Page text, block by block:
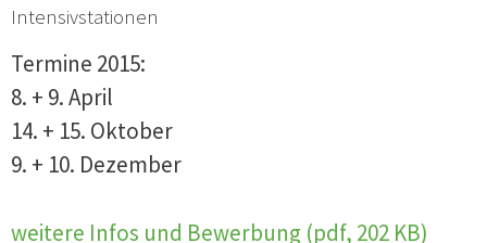
Intensivstationen
Termine 2015:
8. + 9. April
14. + 15. Oktober
9. + 10. Dezember
weitere Infos und Bewerbung (pdf, 202 KB)